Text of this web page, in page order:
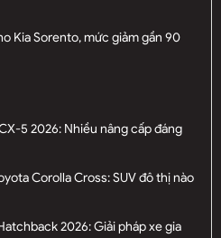
Kia Sorento, mức giảm gần 90
5 2026: Nhiều nâng cấp đáng
Corolla Cross: SUV đô thị nào
2026: Giải pháp xe gia